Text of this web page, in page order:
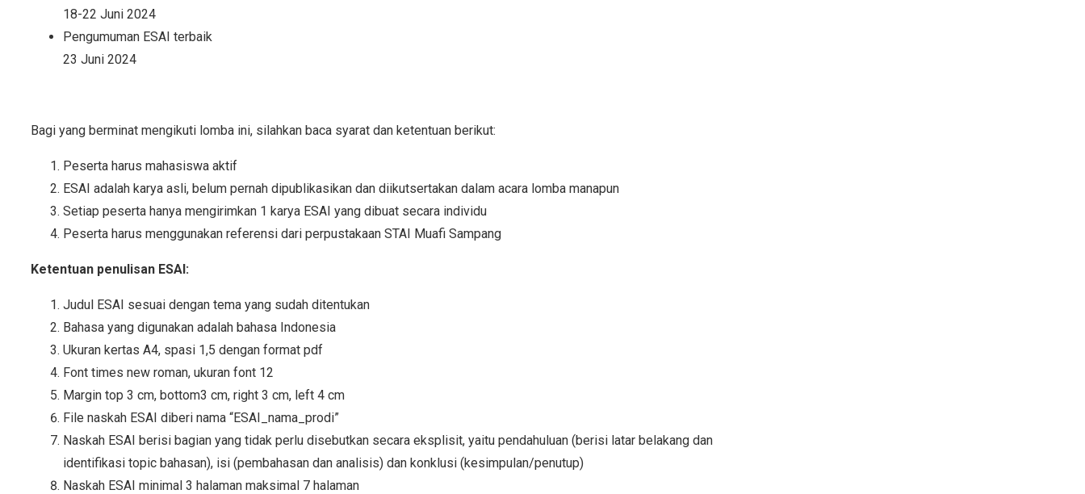
18-22 Juni 2024
Pengumuman ESAI terbaik
23 Juni 2024
Bagi yang berminat mengikuti lomba ini, silahkan baca syarat dan ketentuan berikut:
Peserta harus mahasiswa aktif
ESAI adalah karya asli, belum pernah dipublikasikan dan diikutsertakan dalam acara lomba manapun
Setiap peserta hanya mengirimkan 1 karya ESAI yang dibuat secara individu
Peserta harus menggunakan referensi dari perpustakaan STAI Muafi Sampang
Ketentuan penulisan ESAI:
Judul ESAI sesuai dengan tema yang sudah ditentukan
Bahasa yang digunakan adalah bahasa Indonesia
Ukuran kertas A4, spasi 1,5 dengan format pdf
Font times new roman, ukuran font 12
Margin top 3 cm, bottom3 cm, right 3 cm, left 4 cm
File naskah ESAI diberi nama “ESAI_nama_prodi”
Naskah ESAI berisi bagian yang tidak perlu disebutkan secara eksplisit, yaitu pendahuluan (berisi latar belakang dan
identifikasi topic bahasan), isi (pembahasan dan analisis) dan konklusi (kesimpulan/penutup)
Naskah ESAI minimal 3 halaman maksimal 7 halaman